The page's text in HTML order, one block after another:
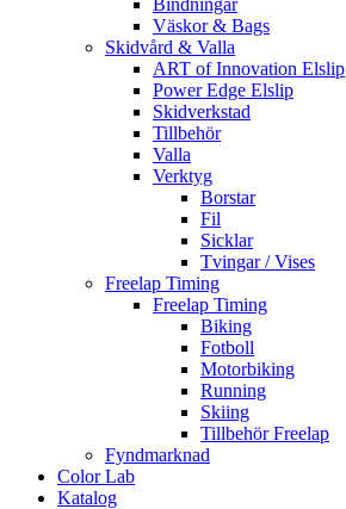
Bindningar
Väskor & Bags
Skidvård & Valla
ART of Innovation Elslip
Power Edge Elslip
Skidverkstad
Tillbehör
Valla
Verktyg
Borstar
Fil
Sicklar
Tvingar / Vises
Freelap Timing
Freelap Timing
Biking
Fotboll
Motorbiking
Running
Skiing
Tillbehör Freelap
Fyndmarknad
Color Lab
Katalog